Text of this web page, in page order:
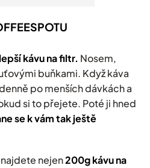
kávu na filtr. Nosem,
buňkami. Když káva
po menších dávkách a
si to přejete. Poté ji hned
se k vám tak ještě
najdete nejen200g kávu na